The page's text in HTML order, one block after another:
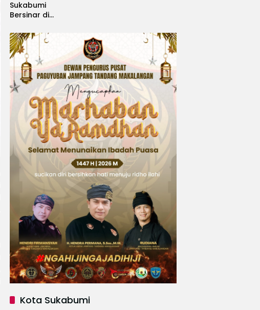
Sukabumi
Bersinar di
Gelar
Bergengsi
Ajang Idol
Kids
International
2026
Kota Sukabumi